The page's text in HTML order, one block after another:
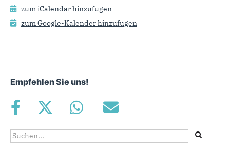
zum iCalendar hinzufügen
zum Google-Kalender hinzufügen
Empfehlen Sie uns!
Suchformular
Suche